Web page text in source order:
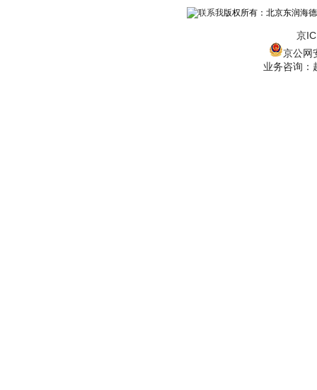
版权所有：北京东润海
京
京公网
业务咨询：